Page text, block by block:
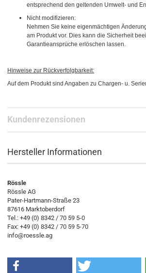
entsprechend den geltenden Umwelt- und
Nicht modifizieren:
Nehmen Sie keine eigenmächtigen
am Produkt vor. Dies kann die Sicherheit
Garantieansprüche erlöschen lassen.
Hinweise zur Rückverfolgbarkeit:
Auf dem Produkt sind Angaben zu Chargen- u.
Kundenrezensionen
Hersteller Informationen
Rössle
Rössle AG
Pater-Hartmann-Straße 23
87616 Marktoberdorf
Tel.: +49 (0) 8342 / 70 59 5-0
Fax: +49 (0) 8342 / 70 59 5-70
info@roessle.ag